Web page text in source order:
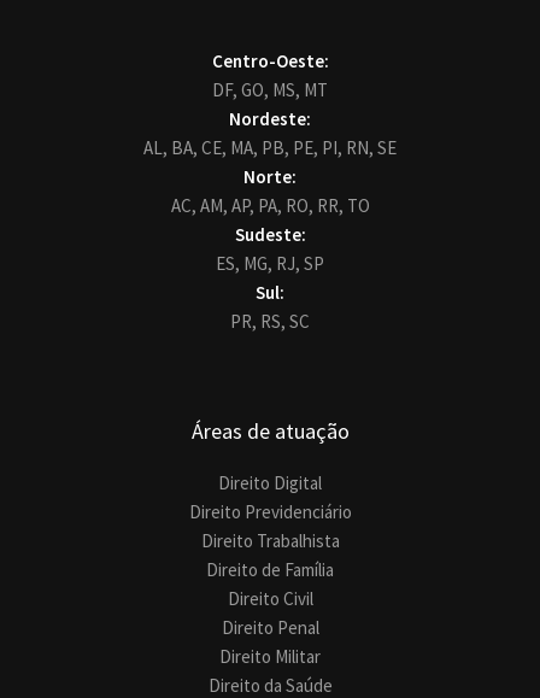
Centro-Oeste:
DF, GO, MS, MT
Nordeste:
AL, BA, CE, MA, PB, PE, PI, RN, SE
Norte:
AC, AM, AP, PA, RO, RR, TO
Sudeste:
ES, MG, RJ, SP
Sul:
PR, RS, SC
Áreas de atuação
Direito Digital
Direito Previdenciário
Direito Trabalhista
Direito de Família
Direito Civil
Direito Penal
Direito Militar
Direito da Saúde